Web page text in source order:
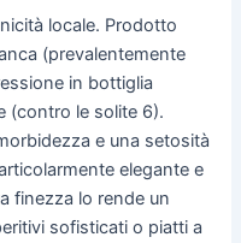
locale. Prodotto
(prevalentemente
in bottiglia
(contro le solite 6).
e una setosità
elegante e
finezza lo rende un
sofisticati o piatti a